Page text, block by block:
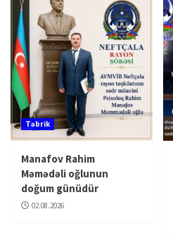
Təbrik
Manafov Rahim
Məmədəli oğlunun
doğum günüdür
02.08.2026